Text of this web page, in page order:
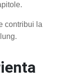
contribui la